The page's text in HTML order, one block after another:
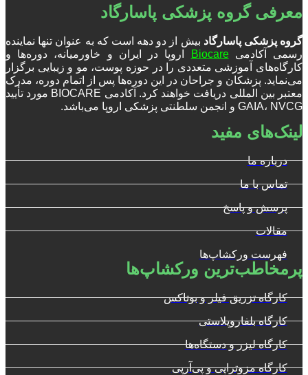
معرفی گروه پزشکی پاسارگاد
گروه پزشکی پاسارگاد بیش از دو دهه است که به عنوان تنها نماینده
رسمی آکادمیBiocare
اروپا در ایران و خاورمیانه، دوره‌ها و
کارگاه‌های آموزشی متعددی را در حوزه پوست، مو و زیبایی برگزار
می‌نماید. پزشکان و جراحان در این دوره‌ها پس از اتمام دوره، مدرک
معتبر بین المللی دریافت خواهند کرد. آکادمی BIOCARE مورد تأیید
GAIA، NVCG و انجمن سلطنتی پزشکی اروپا می‌باشد.
لینک‌های مفید
درباره ما
تماس با ما
پرسش و پاسخ
مقالات
فهرست ورکشاپ‌ها
پرمخاطب‌ترین ورکشاپ‌ها
کارگاه تزریق فیلر و بوتاکس
کارگاه بلفاروپلاستی
کارگاه لیزر و دستگاه‌ها
کارگاه مزوتراپی و پی‌آرپی